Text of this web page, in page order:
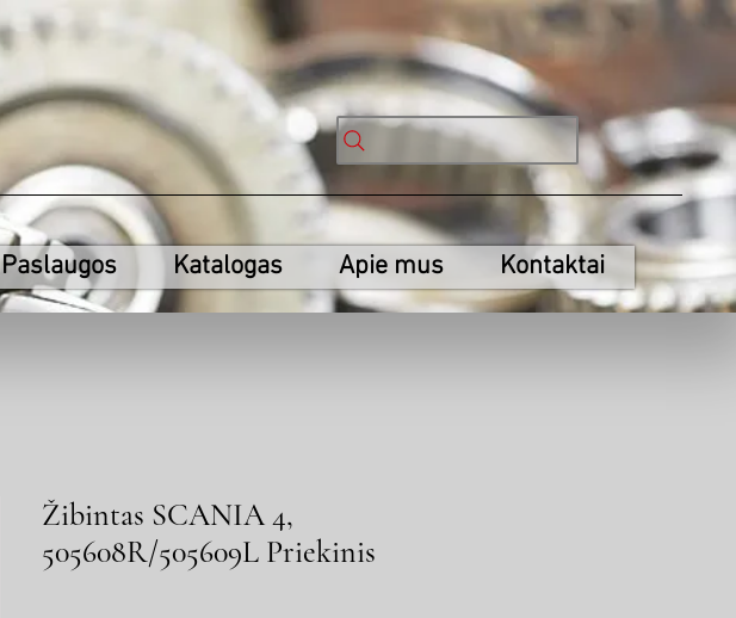
Paslaugos Katalogas Apie mus Kontaktai
Žibintas SCANIA 4,
505608R/505609L Priekinis